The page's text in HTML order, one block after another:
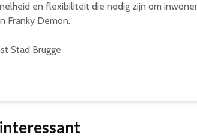
en flexibiliteit die nodig zijn om
Franky Demon.
Stad Brugge